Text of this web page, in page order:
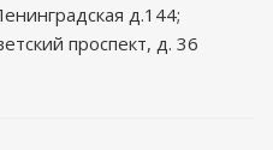
д.144;
проспект, д. 36